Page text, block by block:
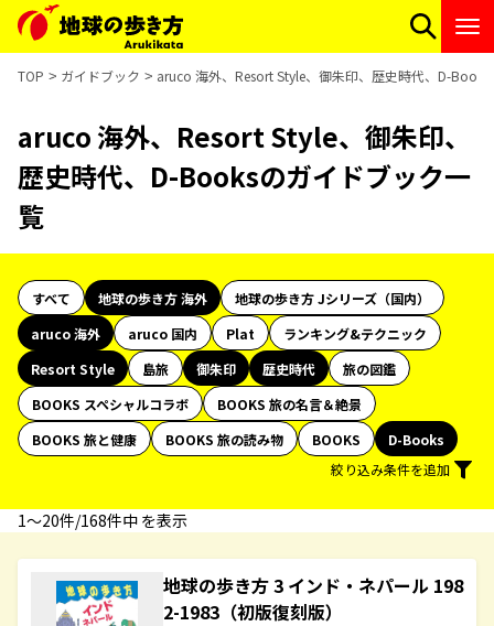
TOP ガイドブック aruco 海外、Resort Style、御朱印、歴史時代、D-
aruco 海外、Resort Style、御朱印、
歴史時代、D-Booksのガイドブック一
覧
すべて 地球の歩き方 海外
地球の歩き方 Jシリーズ（国内）
aruco 海外
aruco 国内 Plat
ランキング&テクニック
Resort Style
島旅 御朱印 歴史時代
旅の図鑑
BOOKS スペシャルコラボ
BOOKS 旅の名言＆絶景
BOOKS 旅と健康
BOOKS 旅の読み物 BOOKS
D-Books
絞り込み条件を追加
1〜20件/168件中 を表示
地球の歩き方 3 インド・ネパール 198
2-1983（初版復刻版）